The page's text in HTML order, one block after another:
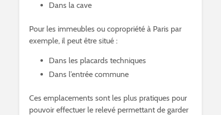
Dans la cave
Pour les immeubles ou copropriété à Paris par
exemple, il peut être situé :
Dans les placards techniques
Dans l’entrée commune
Ces emplacements sont les plus pratiques pour
pouvoir effectuer le relevé permettant de garder